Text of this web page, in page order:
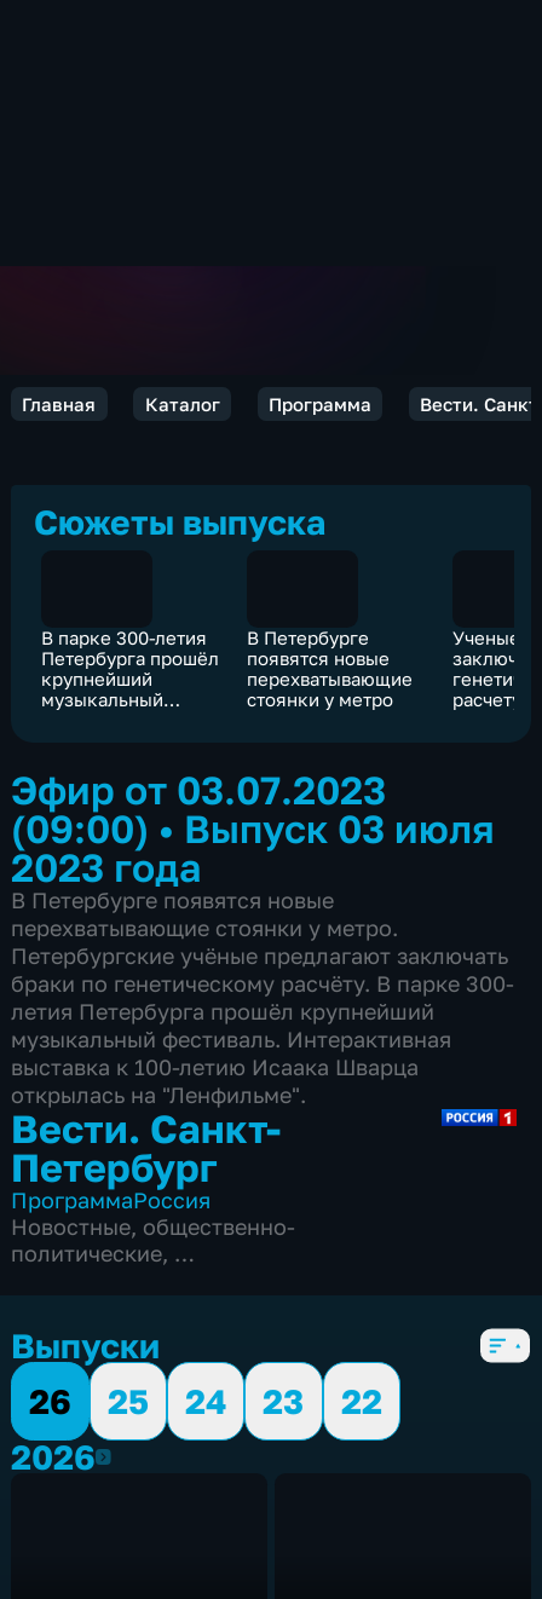
Главная Каталог Программа Вести.
Сюжеты выпуска
В парке 300-летия
Петербурга прошёл
крупнейший
музыкальный
В Петербурге
появятся новые
перехватывающие
стоянки у метро
Ученые
расчету
Эфир от 03.07.2023
(09:00) • Выпуск 03 июля
2023 года
В Петербурге появятся новые
перехватывающие стоянки у метро.
Петербургские учёные предлагают заключать
браки по генетическому расчёту. В парке 300-
летия Петербурга прошёл крупнейший
музыкальный фестиваль. Интерактивная
выставка к 100-летию Исаака Шварца
открылась на "Ленфильме".
Вести. Санкт-
Петербург
ПрограммаРоссия
Новостные, общественно-
политические,
Выпуски
26
25 24 23
22
20262026